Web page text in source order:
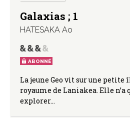
Galaxias ; 1
HATESAKA Ao
ABONNÉ
La jeune Geo vit sur une petite
royaume de Laniakea. Elle n’a
explorer…